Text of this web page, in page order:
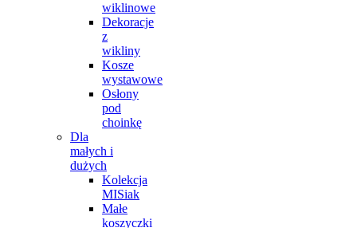
wiklinowe
Dekoracje
z
wikliny
Kosze
wystawowe
Osłony
pod
choinkę
Dla
małych i
dużych
Kolekcja
MISiak
Małe
koszyczki